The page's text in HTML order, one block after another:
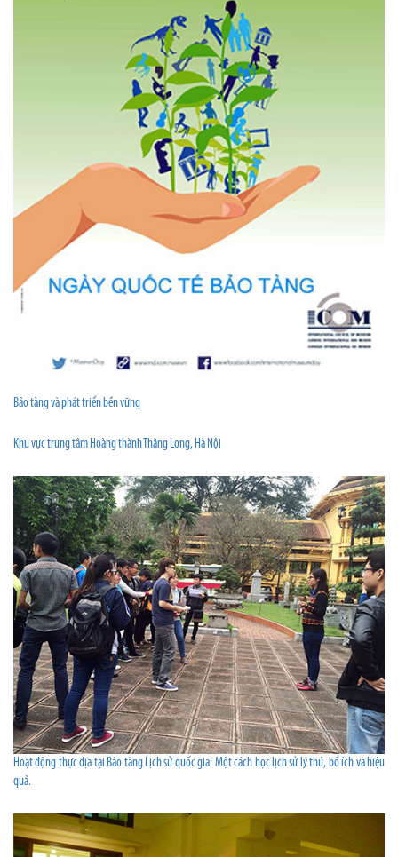
Bảo tàng và phát triển bền vững
Khu vực trung tâm Hoàng thành Thăng Long, Hà Nội
Hoạt động thực địa tại Bảo tàng Lịch sử quốc gia: Một cách học lịch sử lý thú, bổ ích và hiệu
quả.